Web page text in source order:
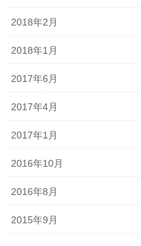
2018年2月
2018年1月
2017年6月
2017年4月
2017年1月
2016年10月
2016年8月
2015年9月